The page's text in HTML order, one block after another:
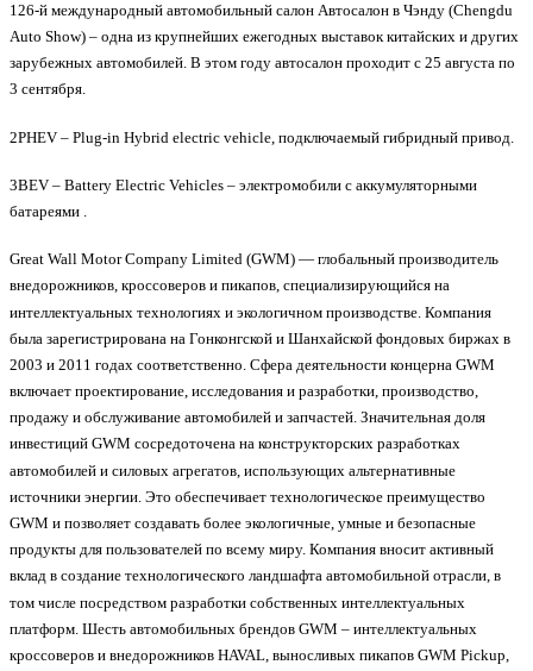
126-й международный автомобильный салон Автосалон в Чэнду (Chengdu
Auto Show) – одна из крупнейших ежегодных выставок китайских и других
зарубежных автомобилей. В этом году автосалон проходит с 25 августа по
3 сентября.
2PHEV – Plug-in Hybrid electric vehicle, подключаемый гибридный привод.
3BEV – Battery Electric Vehicles – электромобили с аккумуляторными
батареями .
Great Wall Motor Company Limited (GWM) — глобальный производитель
внедорожников, кроссоверов и пикапов, специализирующийся на
интеллектуальных технологиях и экологичном производстве. Компания
была зарегистрирована на Гонконгской и Шанхайской фондовых биржах в
2003 и 2011 годах соответственно. Сфера деятельности концерна GWM
включает проектирование, исследования и разработки, производство,
продажу и обслуживание автомобилей и запчастей. Значительная доля
инвестиций GWM сосредоточена на конструкторских разработках
автомобилей и силовых агрегатов, использующих альтернативные
источники энергии. Это обеспечивает технологическое преимущество
GWM и позволяет создавать более экологичные, умные и безопасные
продукты для пользователей по всему миру. Компания вносит активный
вклад в создание технологического ландшафта автомобильной отрасли, в
том числе посредством разработки собственных интеллектуальных
платформ. Шесть автомобильных брендов GWM – интеллектуальных
кроссоверов и внедорожников HAVAL, выносливых пикапов GWM Pickup,